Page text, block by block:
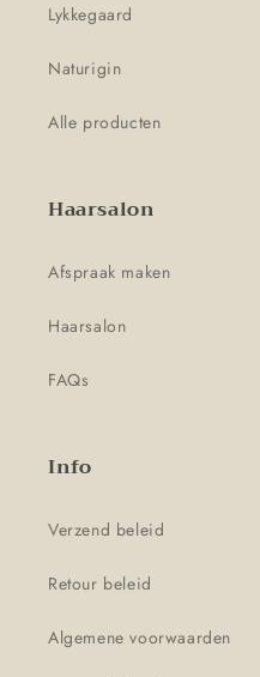
Lykkegaard
Naturigin
Alle producten
Haarsalon
Afspraak maken
Haarsalon
FAQs
Info
Verzend beleid
Retour beleid
Algemene voorwaarden